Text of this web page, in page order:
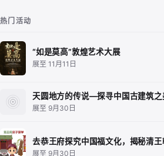
热门活动
“如是莫高”敦煌艺术大展
展至 11月11日
天圆地方的传说—探寻中国古建筑
展至 9月30日
去恭王府探究中国福文化，揭秘清
展至 9月30日